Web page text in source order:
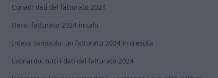
Conad: dati del fatturato 2024
Hera: fatturato 2024 in calo
Intesa Sanpaolo: un fatturato 2024 in crescita
Leonardo: tutti i dati del fatturato 2024